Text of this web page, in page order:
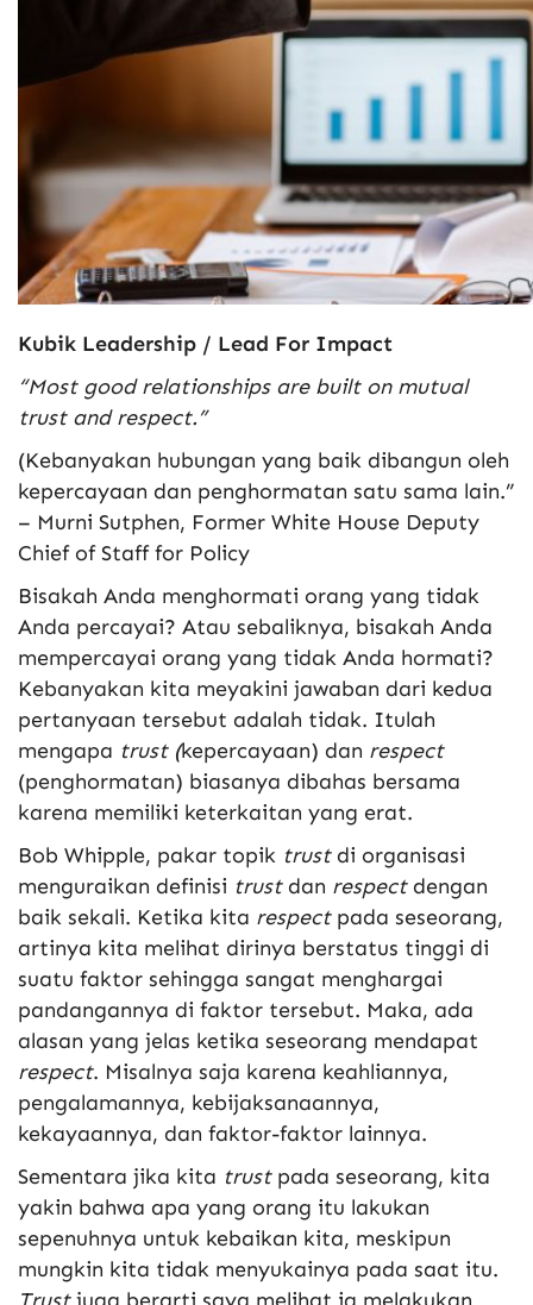
Kubik Leadership / Lead For Impact
“Most good relationships are built on mutual
trust and respect.”
(Kebanyakan hubungan yang baik dibangun oleh
kepercayaan dan penghormatan satu sama lain.”
– Murni Sutphen, Former White House Deputy
Chief of Staff for Policy
Bisakah Anda menghormati orang yang tidak
Anda percayai? Atau sebaliknya, bisakah Anda
mempercayai orang yang tidak Anda hormati?
Kebanyakan kita meyakini jawaban dari kedua
pertanyaan tersebut adalah tidak. Itulah
mengapa trust (kepercayaan) dan respect
(penghormatan) biasanya dibahas bersama
karena memiliki keterkaitan yang erat.
Bob Whipple, pakar topik trustdi organisasi
menguraikan definisi trust dan respect dengan
baik sekali. Ketika kita respectpada seseorang,
artinya kita melihat dirinya berstatus tinggi di
suatu faktor sehingga sangat menghargai
pandangannya di faktor tersebut. Maka, ada
alasan yang jelas ketika seseorang mendapat
respect. Misalnya saja karena keahliannya,
pengalamannya, kebijaksanaannya,
kekayaannya, dan faktor-faktor lainnya.
Sementara jika kita trust pada seseorang, kita
yakin bahwa apa yang orang itu lakukan
sepenuhnya untuk kebaikan kita, meskipun
mungkin kita tidak menyukainya pada saat itu.